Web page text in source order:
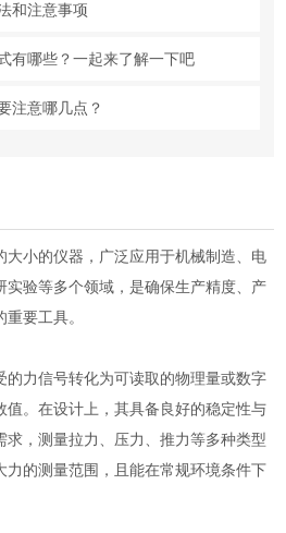
和注意事项
有哪些？一起来了解一下吧
注意哪几点？
大小的仪器，广泛应用于机械制造、电
实验等多个领域，是确保生产精度、产
要工具。
的力信号转化为可读取的物理量或数字
值。在设计上，其具备良好的稳定性与
求，测量拉力、压力、推力等多种类型
力的测量范围，且能在常规环境条件下